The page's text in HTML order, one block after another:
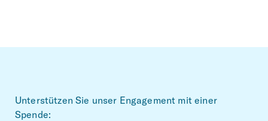
Unterstützen Sie unser Engagement mit einer
Spende: